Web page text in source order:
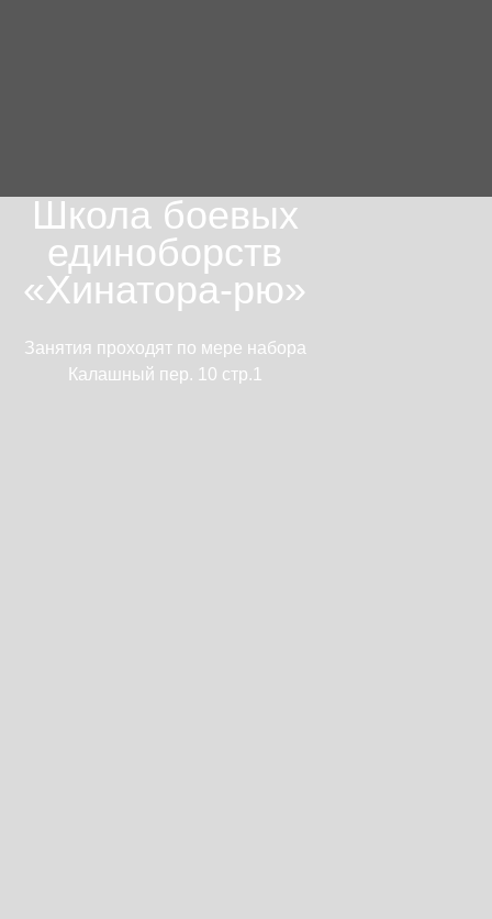
Школа боевых
единоборств
«Хинатора-рю»
Занятия проходят по мере набора
Калашный пер. 10 стр.1